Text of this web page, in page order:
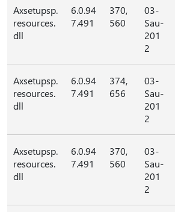
Axsetupsp.
resources.
dll
6.0.94
7.491
370,
560
03-
Sau-
201
2
Axsetupsp.
resources.
dll
6.0.94
7.491
374,
656
03-
Sau-
201
2
Axsetupsp.
resources.
dll
6.0.94
7.491
370,
560
03-
Sau-
201
2